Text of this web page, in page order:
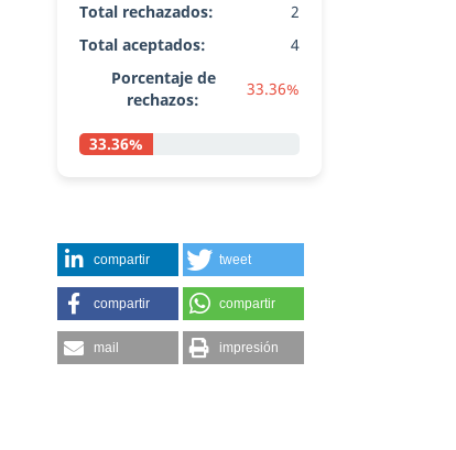
Total rechazados:
2
Total aceptados:
4
Porcentaje de
rechazos:
33.36%
33.36%
compartir tweet
compartir compartir
mail impresión